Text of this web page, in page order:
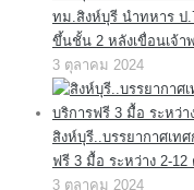
ทม.สิงห์บุรี นำทหาร ป
ขึ้นชั้น 2 หลังเขื่อนเจ้า
3 ตุลาคม 2024
สิงห์บุรี..บรรยากาศเท
ฟรี 3 มื้อ ระหว่าง 2-12
3 ตุลาคม 2024